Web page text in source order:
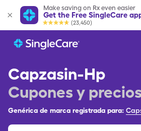
Make saving on Rx even easier
Get the Free SingleCare
(23,450)
Capzasin-Hp
Cupones y precios
Genérica de marca registrada para: